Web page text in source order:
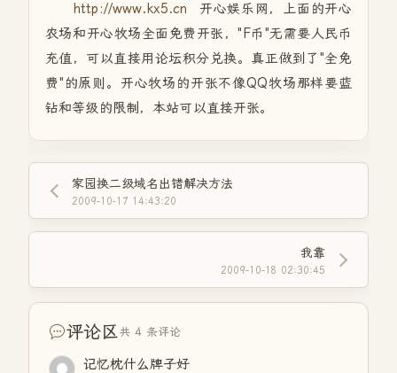
http://www.kx5.cn
开心娱乐网，上面的开心
农场和开心牧场全面免费开张，"F币"无需要人民币
充值，可以直接用论坛积分兑换。真正做到了"全免
费"的原则。开心牧场的开张不像QQ牧场那样要蓝
钻和等级的限制，本站可以直接开张。
家园换二级域名出错解决方法
2009-10-17 14:43:20
我靠
2009-10-18 02:30:45
评论区共 4 条评论
记忆枕什么牌子好